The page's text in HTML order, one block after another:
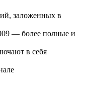
заложенных в
— более полные и
в себя